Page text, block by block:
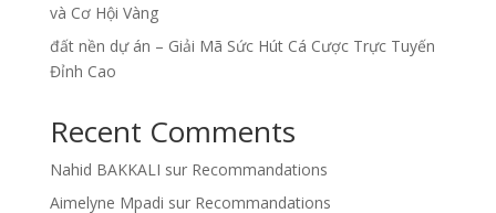
và Cơ Hội Vàng
đất nền dự án – Giải Mã Sức Hút Cá Cược Trực Tuyến
Đỉnh Cao
Recent Comments
Nahid BAKKALI sur Recommandations
Aimelyne Mpadi sur Recommandations